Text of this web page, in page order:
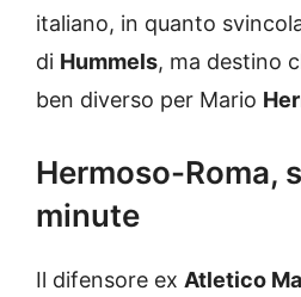
italiano, in quanto
di Hummels, ma destino
ben diverso per Mario
Hermoso-Roma,
minute
Il difensore ex Atletico